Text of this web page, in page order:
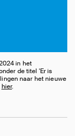
in het
de titel 'Er is
naar het nieuwe
hier.